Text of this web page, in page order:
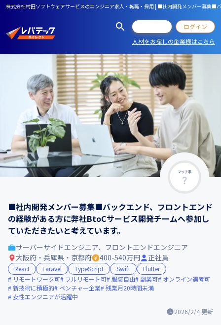
株式会社村田ソフトウェアサービスのエンジニア求人・転職・採用 | ■社内開発メンバー募集■
ログイン
人材をお探しの企業様はこちら
マッチ率
■社内開発メンバー募集■バックエンド、フロントエンド
の経験がある方に弊社BtoCサービス開発チームへ参加し
ていただきたいと考えています。
2026/2/4 更新
サーバーサイドエンジニア、フロントエンドエンジニア
大阪府・兵庫県・京都府
400-540万円 正社員
React Laravel TypeScript Swift
Flutter
リモートワーク可
フルリモート可 服装自由 副業可
オンライン選考可
新技術に積極的
ベンチャー企業 残業月20時間未満
女性エンジニアが活躍中